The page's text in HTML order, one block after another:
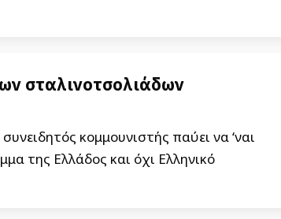
σταλινοτσολιάδων
κομμουνιστής παύει να ‘ναι
της Ελλάδος και όχι Ελληνικό